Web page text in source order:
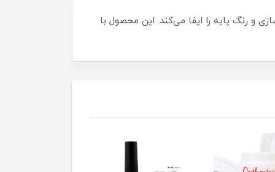
و رنگ پایه را ایفا می‌کند. این محصول با